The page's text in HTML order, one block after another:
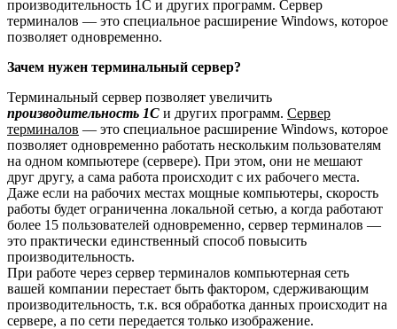
производительность 1С и других программ. Сервер
терминалов — это специальное расширение Windows, которое
позволяет одновременно.
Зачем нужен терминальный сервер?
Терминальный сервер позволяет увеличить
производительность 1С и других программ. Сервер
терминалов — это специальное расширение Windows, которое
позволяет одновременно работать нескольким пользователям
на одном компьютере (сервере). При этом, они не мешают
друг другу, а сама работа происходит с их рабочего места.
Даже если на рабочих местах мощные компьютеры, скорость
работы будет ограниченна локальной сетью, а когда работают
более 15 пользователей одновременно, сервер терминалов —
это практически единственный способ повысить
производительность.
При работе через сервер терминалов компьютерная сеть
вашей компании перестает быть фактором, сдерживающим
производительность, т.к. вся обработка данных происходит на
сервере, а по сети передается только изображение.